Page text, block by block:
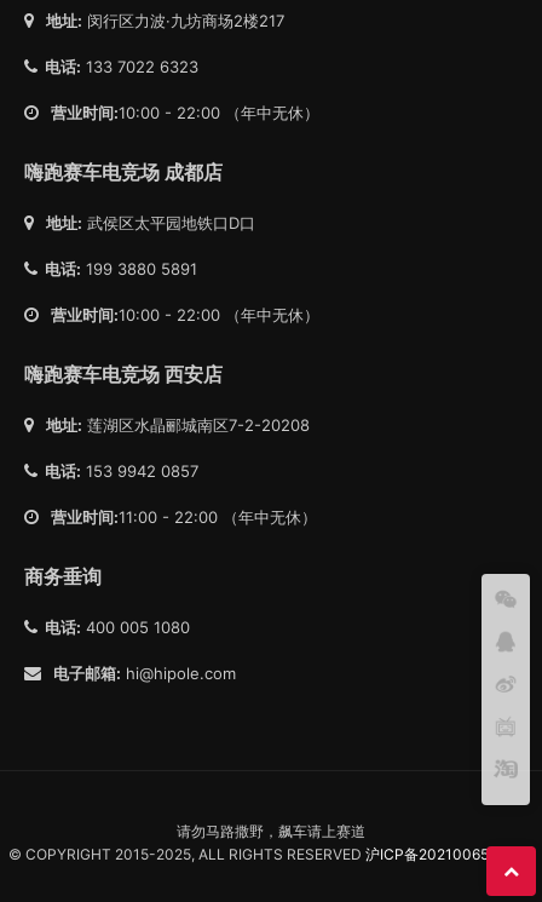
地址: 闵行区力波·九坊商场2楼217
电话: 133 7022 6323
营业时间:10:00 - 22:00 （年中无休）
嗨跑赛车电竞场 成都店
地址: 武侯区太平园地铁口D口
电话: 199 3880 5891
营业时间:10:00 - 22:00 （年中无休）
嗨跑赛车电竞场 西安店
地址: 莲湖区水晶郦城南区7-2-20208
电话: 153 9942 0857
营业时间:11:00 - 22:00 （年中无休）
商务垂询
电话: 400 005 1080
电子邮箱: hi@hipole.com
请勿马路撒野，飙车请上赛道
© COPYRIGHT 2015-2025, ALL RIGHTS RESERVED 沪ICP备2021006557号-1